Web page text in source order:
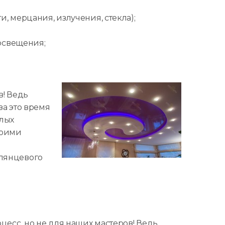
мерцания, излучения, стекла);
Ведь
это время
но не для наших мастеров! Ведь